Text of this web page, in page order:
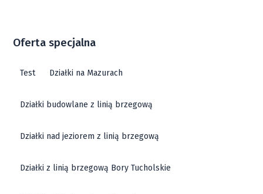
Oferta specjalna
Test Działki na Mazurach
Działki budowlane z linią brzegową
Działki nad jeziorem z linią brzegową
Działki z linią brzegową Bory Tucholskie